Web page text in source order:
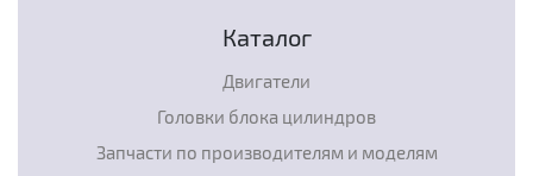
Каталог
Двигатели
Головки блока цилиндров
Запчасти по производителям и моделям